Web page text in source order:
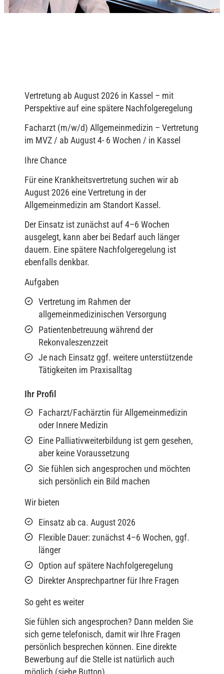
Vertretung ab August 2026 in Kassel – mit
Perspektive auf eine spätere Nachfolgeregelung
Facharzt (m/w/d) Allgemeinmedizin – Vertretung
im MVZ / ab August 4- 6 Wochen / in Kassel
Ihre Chance
Für eine Krankheitsvertretung suchen wir ab
August 2026 eine Vertretung in der
Allgemeinmedizin am Standort Kassel.
Der Einsatz ist zunächst auf 4–6 Wochen
ausgelegt, kann aber bei Bedarf auch länger
dauern. Eine spätere Nachfolgeregelung ist
ebenfalls denkbar.
Aufgaben
Vertretung im Rahmen der
allgemeinmedizinischen Versorgung
Patientenbetreuung während der
Rekonvaleszenzzeit
Je nach Einsatz ggf. weitere unterstützende
Tätigkeiten im Praxisalltag
Ihr Profil
Facharzt/Fachärztin für Allgemeinmedizin
oder Innere Medizin
Eine Palliativweiterbildung ist gern gesehen,
aber keine Voraussetzung
Sie fühlen sich angesprochen und möchten
sich persönlich ein Bild machen
Wir bieten
Einsatz ab ca. August 2026
Flexible Dauer: zunächst 4–6 Wochen, ggf.
länger
Option auf spätere Nachfolgeregelung
Direkter Ansprechpartner für Ihre Fragen
So geht es weiter
Sie fühlen sich angesprochen? Dann melden Sie
sich gerne telefonisch, damit wir Ihre Fragen
persönlich besprechen können. Eine direkte
Bewerbung auf die Stelle ist natürlich auch
möglich (siehe Button).